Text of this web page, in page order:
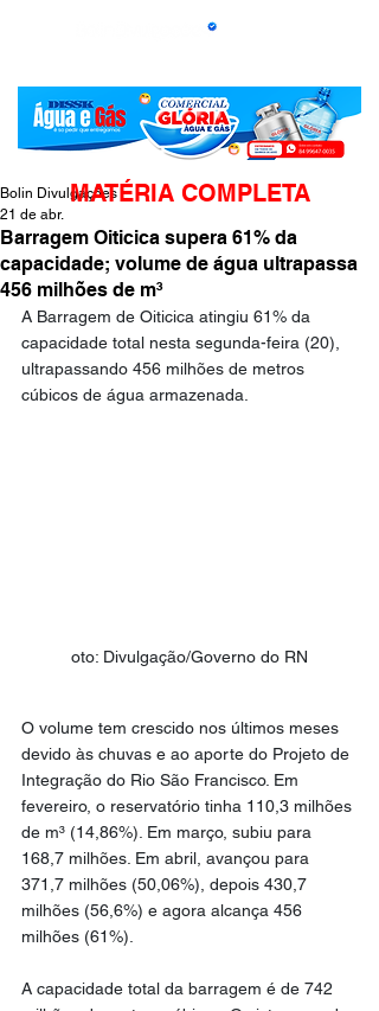
Barragem Oiticica supera 61% da
capacidade; volume de água ultrapassa
456 milhões de m³
Bolin Divulgações
21 de abr.
A Barragem de Oiticica atingiu 61% da
capacidade total nesta segunda-feira (20),
ultrapassando 456 milhões de metros
cúbicos de água armazenada.
oto: Divulgação/Governo do RN
O volume tem crescido nos últimos meses
devido às chuvas e ao aporte do Projeto de
Integração do Rio São Francisco. Em
fevereiro, o reservatório tinha 110,3 milhões
de m³ (14,86%). Em março, subiu para
168,7 milhões. Em abril, avançou para
371,7 milhões (50,06%), depois 430,7
milhões (56,6%) e agora alcança 456
milhões (61%).
A capacidade total da barragem é de 742
MATÉRIA COMPLETA